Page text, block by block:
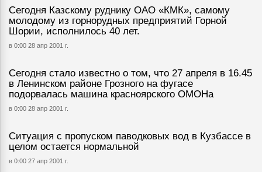
Сегодня Казскому руднику ОАО «КМК», самому
молодому из горнорудных предприятий Горной
Шории, исполнилось 40 лет.
в 0:00 28 апр 2001 г.
Сегодня стало известно о том, что 27 апреля в 16.45
в Ленинском районе Грозного на фугасе
подорвалась машина красноярского ОМОНа
в 0:00 28 апр 2001 г.
Ситуация с пропуском паводковых вод в Кузбассе в
целом остается нормальной
в 0:00 27 апр 2001 г.